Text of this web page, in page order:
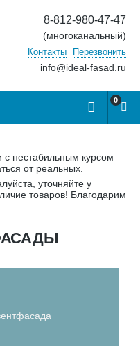
8-812-980-47-47
(многоканальный)
Контакты Перезвонить
info@ideal-fasad.ru
0
нестабильным курсом
от реальных.
уточняйте у
товаров! Благодарим